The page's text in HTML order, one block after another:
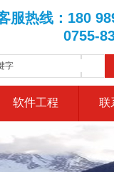
服热线：180
0755-
软件工程 联